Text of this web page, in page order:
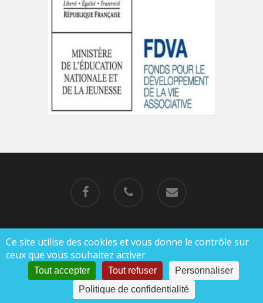
© 2019-2023 MJC de Charlieu |Mentions légales
|Politique de confidentialité
Ce site utilise des cookies et vous donne le contrôle sur
ceux que vous souhaitez activer
Tout accepter Tout refuser
Personnaliser
Politique de confidentialité